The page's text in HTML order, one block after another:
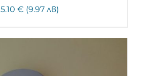
5.10 € (9.97 лв)